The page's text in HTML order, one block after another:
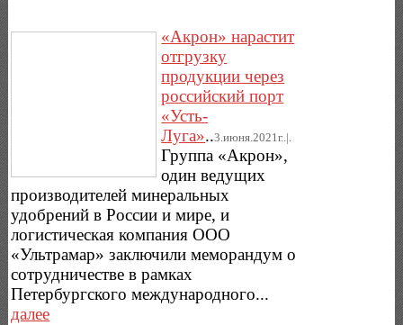
«Акрон» нарастит
отгрузку
продукции через
российский порт
«Усть-
Луга»..3.июня.2021г..|.
Группа «Акрон»,
один ведущих
производителей минеральных
удобрений в России и мире, и
логистическая компания ООО
«Ультрамар» заключили меморандум о
сотрудничестве в рамках
Петербургского международного...
далее